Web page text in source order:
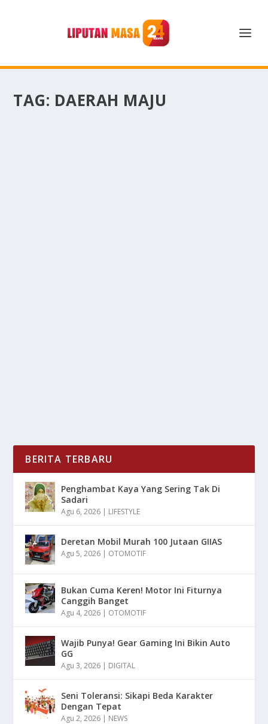
TAG: DAERAH MAJU
BERITA TERBARU
Penghambat Kaya Yang Sering Tak Di
Sadari
Agu 6, 2026 | LIFESTYLE
Deretan Mobil Murah 100 Jutaan GIIAS
Agu 5, 2026 | OTOMOTIF
Bukan Cuma Keren! Motor Ini Fiturnya
Canggih Banget
Agu 4, 2026 | OTOMOTIF
Wajib Punya! Gear Gaming Ini Bikin Auto
GG
Agu 3, 2026 | DIGITAL
Seni Toleransi: Sikapi Beda Karakter
Dengan Tepat
Agu 2, 2026 | NEWS